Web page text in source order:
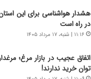
ز
ا
ی
ج
ن
هشدار هواشناسی برای این
در راه است
۱۱:۱۶ | شنبه، ۱۷ مرداد ۱۴۰۵
اتفاق عجیب در بازار مرغ؛
توان خرید ندارند!